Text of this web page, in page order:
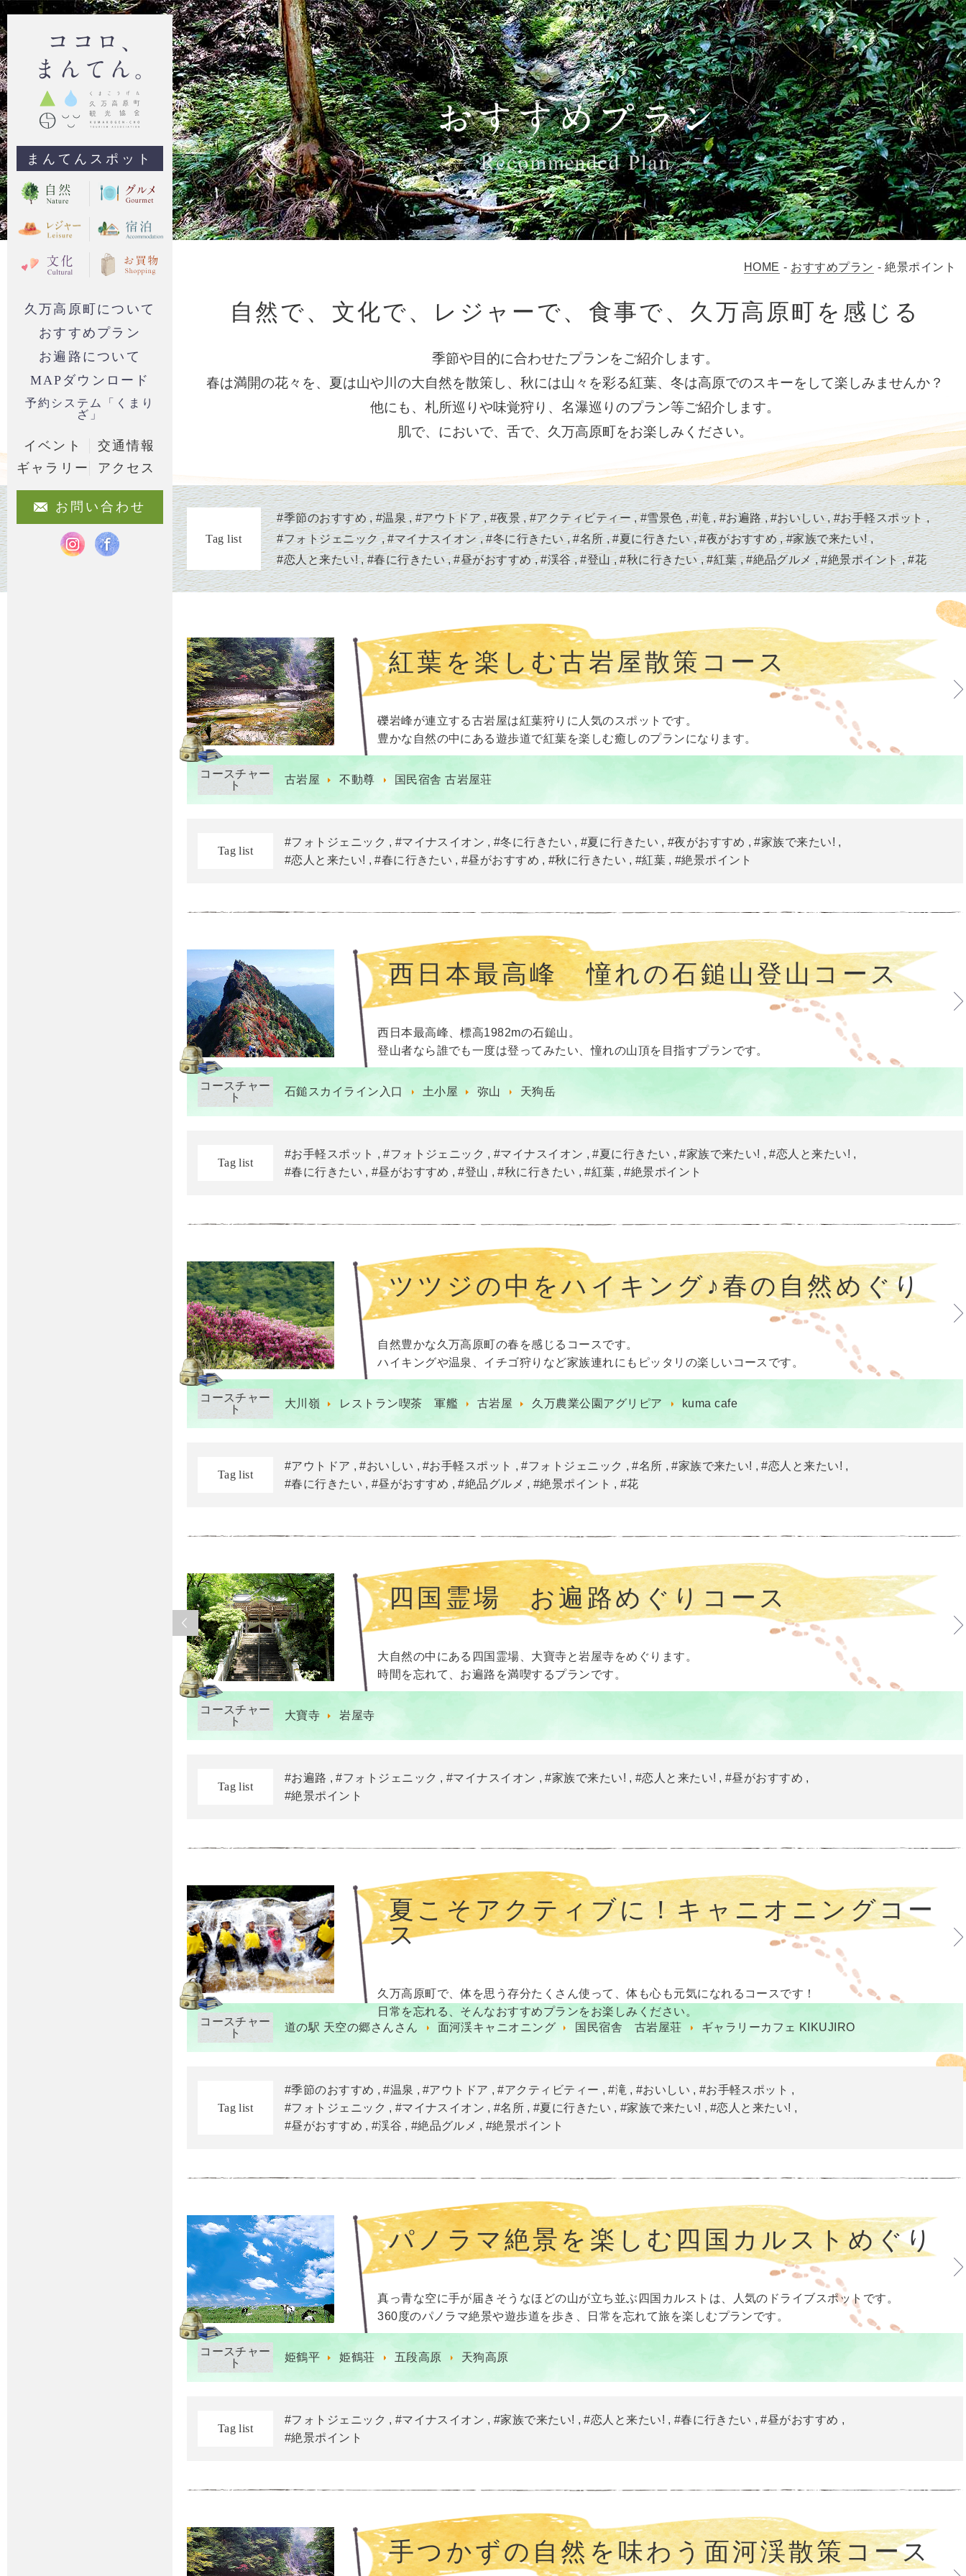
まんてんスポット
久万高原町について
おすすめプラン
お遍路について
MAPダウンロード
予約システム「くまり
ざ」
イベント
交通情報
ギャラリー
アクセス
お問い合わせ
HOME - おすすめプラン - 絶景ポイント
自然で、文化で、レジャーで、食事で、久万高原町を感じる
季節や目的に合わせたプランをご紹介します。
春は満開の花々を、夏は山や川の大自然を散策し、秋には山々を彩る紅葉、冬は高原でのスキーをして楽しみませんか？
他にも、札所巡りや味覚狩り、名瀑巡りのプラン等ご紹介します。
肌で、においで、舌で、久万高原町をお楽しみください。
Tag list
#季節のおすすめ #温泉 #アウトドア #夜景 #アクティビティー #雪景色 #滝 #お遍路 #おいしい #お手軽スポット
#フォトジェニック #マイナスイオン #冬に行きたい #名所 #夏に行きたい #夜がおすすめ #家族で来たい!
#恋人と来たい! #春に行きたい #昼がおすすめ #渓谷 #登山 #秋に行きたい #紅葉 #絶品グルメ #絶景ポイント #花
紅葉を楽しむ古岩屋散策コース
礫岩峰が連立する古岩屋は紅葉狩りに人気のスポットです。
豊かな自然の中にある遊歩道で紅葉を楽しむ癒しのプランになります。
コースチャー
ト
古岩屋 不動尊 国民宿舎 古岩屋荘
Tag list
#フォトジェニック #マイナスイオン #冬に行きたい #夏に行きたい #夜がおすすめ
#家族で来たい!
#恋人と来たい!
#春に行きたい #昼がおすすめ #秋に行きたい #紅葉 #絶景ポイント
西日本最高峰 憧れの石鎚山登山コース
西日本最高峰、標高1982mの石鎚山。
登山者なら誰でも一度は登ってみたい、憧れの山頂を目指すプランです。
コースチャー
ト
石鎚スカイライン入口 土小屋 弥山 天狗岳
Tag list
#お手軽スポット #フォトジェニック #マイナスイオン #夏に行きたい #家族で来たい!
#恋人と来たい!
#春に行きたい
#昼がおすすめ #登山 #秋に行きたい #紅葉 #絶景ポイント
ツツジの中をハイキング♪春の自然めぐり
自然豊かな久万高原町の春を感じるコースです。
ハイキングや温泉、イチゴ狩りなど家族連れにもピッタリの楽しいコースです。
コースチャー
ト
大川嶺 レストラン喫茶 軍艦 古岩屋 久万農業公園アグリピア kuma cafe
Tag list
#アウトドア #おいしい #お手軽スポット #フォトジェニック #名所 #家族で来たい!
#恋人と来たい!
#春に行きたい
#昼がおすすめ #絶品グルメ #絶景ポイント #花
四国霊場 お遍路めぐりコース
大自然の中にある四国霊場、大寶寺と岩屋寺をめぐります。
時間を忘れて、お遍路を満喫するプランです。
コースチャー
ト
大寶寺 岩屋寺
Tag list
#お遍路 #フォトジェニック #マイナスイオン #家族で来たい! #恋人と来たい!
#昼がおすすめ
#絶景ポイント
夏こそアクティブに！キャニオニングコー
ス
久万高原町で、体を思う存分たくさん使って、体も心も元気になれるコースです！
日常を忘れる、そんなおすすめプランをお楽しみください。
コースチャー
ト
道の駅 天空の郷さんさん 面河渓キャニオニング 国民宿舎 古岩屋荘 ギャラリーカフェ KIKUJIRO
Tag list
#季節のおすすめ #温泉 #アウトドア #アクティビティー #滝 #おいしい
#お手軽スポット
#フォトジェニック
#マイナスイオン #名所 #夏に行きたい #家族で来たい!
#恋人と来たい!
#昼がおすすめ
#渓谷 #絶品グルメ #絶景ポイント
パノラマ絶景を楽しむ四国カルストめぐり
真っ青な空に手が届きそうなほどの山が立ち並ぶ四国カルストは、人気のドライブスポットです。
360度のパノラマ絶景や遊歩道を歩き、日常を忘れて旅を楽しむプランです。
コースチャー
ト
姫鶴平 姫鶴荘 五段高原 天狗高原
Tag list
#フォトジェニック #マイナスイオン #家族で来たい! #恋人と来たい! #春に行きたい
#昼がおすすめ
#絶景ポイント
手つかずの自然を味わう面河渓散策コース